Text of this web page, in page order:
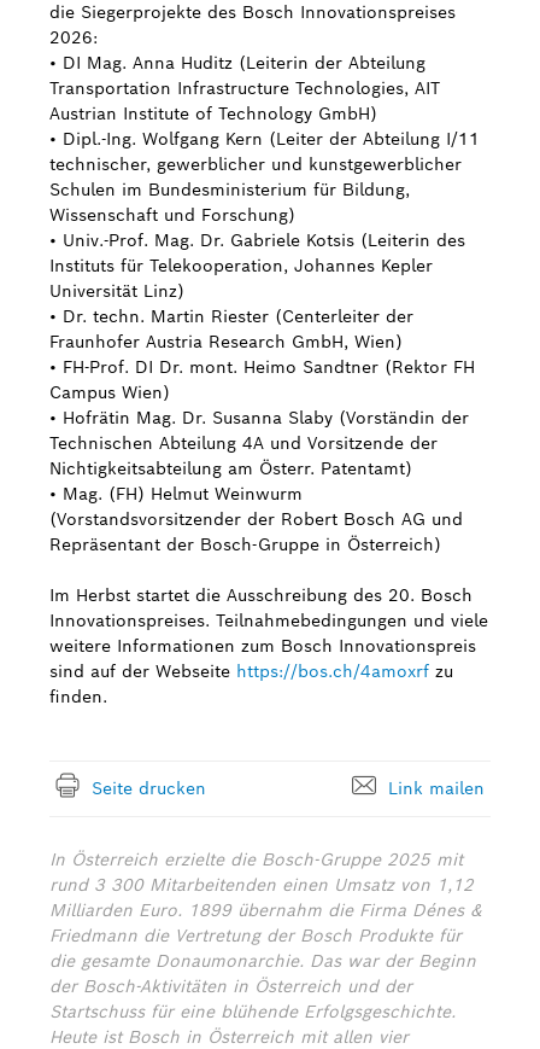
die Siegerprojekte des Bosch Innovationspreises
2026:
• DI Mag. Anna Huditz (Leiterin der Abteilung
Transportation Infrastructure Technologies, AIT
Austrian Institute of Technology GmbH)
• Dipl.-Ing. Wolfgang Kern (Leiter der Abteilung I/11
technischer, gewerblicher und kunstgewerblicher
Schulen im Bundesministerium für Bildung,
Wissenschaft und Forschung)
• Univ.-Prof. Mag. Dr. Gabriele Kotsis (Leiterin des
Instituts für Telekooperation, Johannes Kepler
Universität Linz)
• Dr. techn. Martin Riester (Centerleiter der
Fraunhofer Austria Research GmbH, Wien)
• FH-Prof. DI Dr. mont. Heimo Sandtner (Rektor FH
Campus Wien)
• Hofrätin Mag. Dr. Susanna Slaby (Vorständin der
Technischen Abteilung 4A und Vorsitzende der
Nichtigkeitsabteilung am Österr. Patentamt)
• Mag. (FH) Helmut Weinwurm
(Vorstandsvorsitzender der Robert Bosch AG und
Repräsentant der Bosch-Gruppe in Österreich)
Im Herbst startet die Ausschreibung des 20. Bosch
Innovationspreises. Teilnahmebedingungen und viele
weitere Informationen zum Bosch Innovationspreis
sind auf der Webseite https://bos.ch/4amoxrf zu
finden.
Seite drucken Link mailen
In Österreich erzielte die Bosch-Gruppe 2025 mit
rund 3 300 Mitarbeitenden einen Umsatz von 1,12
Milliarden Euro. 1899 übernahm die Firma Dénes &
Friedmann die Vertretung der Bosch Produkte für
die gesamte Donaumonarchie. Das war der Beginn
der Bosch-Aktivitäten in Österreich und der
Startschuss für eine blühende Erfolgsgeschichte.
Heute ist Bosch in Österreich mit allen vier